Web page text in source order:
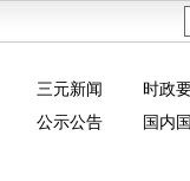
三元新闻
时政
公示公告
国内